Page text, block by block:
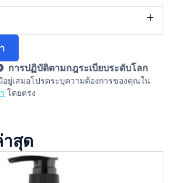
การปฏิบัติตามกฎระเบียบระดับโลก
อยู่เสมอโปรดระบุความต้องการของคุณใน
โดยตรง
สุด